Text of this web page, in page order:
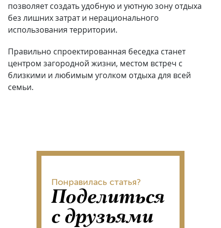
позволяет создать удобную и уютную зону отдыха
без лишних затрат и нерационального
использования территории.
Правильно спроектированная беседка станет
центром загородной жизни, местом встреч с
близкими и любимым уголком отдыха для всей
семьи.
Понравилась статья?
Поделиться
с друзьями